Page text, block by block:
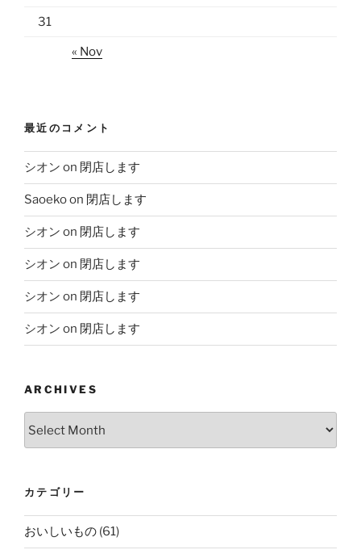
31
« Nov
最近のコメント
シオン on 閉店します
Saoekoon 閉店します
シオン on 閉店します
シオン on 閉店します
シオン on 閉店します
シオン on 閉店します
ARCHIVES
カテゴリー
おいしいもの (61)